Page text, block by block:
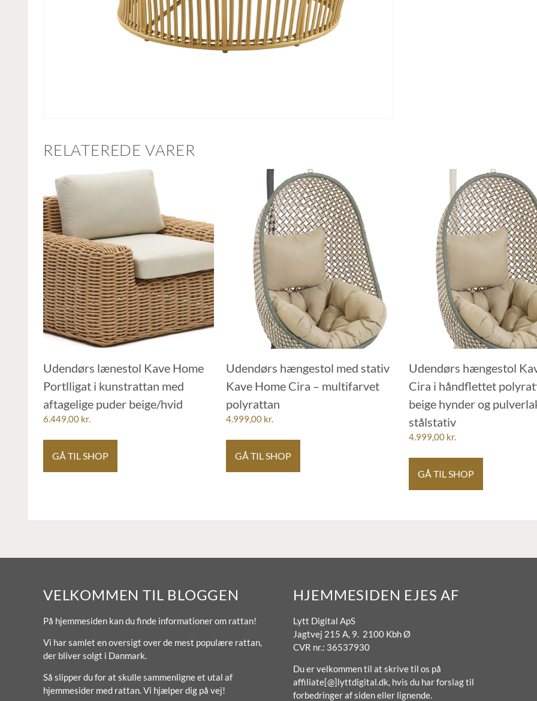
RELATEREDE VARER
Udendørs lænestol Kave Home
Portlligat i kunstrattan med
aftagelige puder beige/hvid
6.449,00 kr.
GÅ TIL SHOP
Udendørs hængestol med stativ
Kave Home Cira – multifarvet
polyrattan
4.999,00 kr.
GÅ TIL SHOP
Udendørs hængestol
Cira i håndflettet
beige hynder og
stålstativ
4.999,00 kr.
GÅ TIL SHOP
VELKOMMEN TIL BLOGGEN
På hjemmesiden kan du finde informationer om rattan!
Vi har samlet en oversigt over de mest populære rattan,
der bliver solgt i Danmark.
Så slipper du for at skulle sammenligne et utal af
hjemmesider med rattan. Vi hjælper dig på vej!
HJEMMESIDEN EJES AF
Lytt Digital ApS
Jagtvej 215 A, 9. 2100 Kbh Ø
CVR nr.: 36537930
Du er velkommen til at skrive til os på
affiliate[@]lyttdigital.dk, hvis du har forslag til
forbedringer af siden eller lignende.